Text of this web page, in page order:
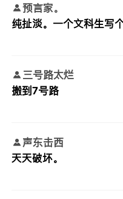
预言家。
纯扯淡。一个文科生写
三号路太烂
搬到7号路
声东击西
天天破坏。